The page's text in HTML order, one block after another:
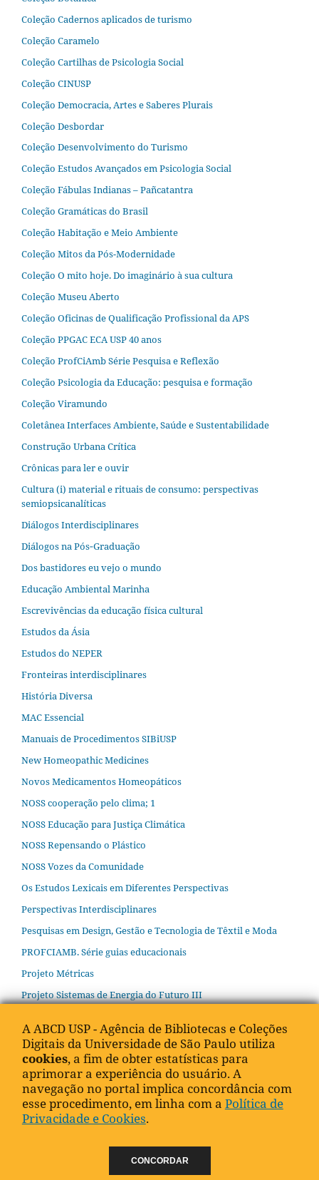
Coleção Cadernos aplicados de turismo
Coleção Caramelo
Coleção Cartilhas de Psicologia Social
Coleção CINUSP
Coleção Democracia, Artes e Saberes Plurais
Coleção Desbordar
Coleção Desenvolvimento do Turismo
Coleção Estudos Avançados em Psicologia Social
Coleção Fábulas Indianas – Pañcatantra
Coleção Gramáticas do Brasil
Coleção Habitação e Meio Ambiente
Coleção Mitos da Pós-Modernidade
Coleção O mito hoje. Do imaginário à sua cultura
Coleção Museu Aberto
Coleção Oficinas de Qualificação Profissional da APS
Coleção PPGAC ECA USP 40 anos
Coleção ProfCiAmb Série Pesquisa e Reflexão
Coleção Psicologia da Educação: pesquisa e formação
Coleção Viramundo
Coletânea Interfaces Ambiente, Saúde e Sustentabilidade
Construção Urbana Crítica
Crônicas para ler e ouvir
Cultura (i) material e rituais de consumo: perspectivas
semiopsicanalíticas
Diálogos Interdisciplinares
Diálogos na Pós‐Graduação
Dos bastidores eu vejo o mundo
Educação Ambiental Marinha
Escrevivências da educação física cultural
Estudos da Ásia​
Estudos do NEPER
Fronteiras interdisciplinares
História Diversa
MAC Essencial
Manuais de Procedimentos SIBiUSP
New Homeopathic Medicines
Novos Medicamentos Homeopáticos
NOSS cooperação pelo clima; 1
NOSS Educação para Justiça Climática
NOSS Repensando o Plástico
NOSS Vozes da Comunidade
Os Estudos Lexicais em Diferentes Perspectivas
Perspectivas Interdisciplinares
Pesquisas em Design, Gestão e Tecnologia de Têxtil e Moda
PROFCIAMB. Série guias educacionais
Projeto Métricas
Projeto Sistemas de Energia do Futuro III
Publicações BBM
Publicações do Centro de Preservação Cultural
Roteiros Didáticos CDCC
Roteiros do Patrimônio da USP
Série Alterjor
Serie América Central en Perspectiva Ístmica
A ABCD USP - Agência de Bibliotecas e Coleções
Digitais da Universidade de São Paulo utiliza
cookies, a fim de obter estatísticas para
aprimorar a experiência do usuário. A
navegação no portal implica concordância com
esse procedimento, em linha com a Política de
Privacidade e Cookies.
CONCORDAR